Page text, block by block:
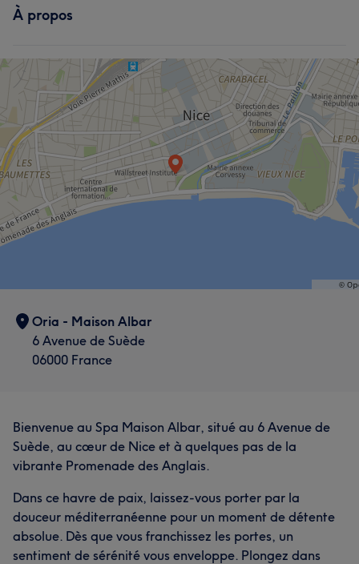
Corps
Manucure et Beauté des pieds
À propos
Oria - Maison Albar
6 Avenue de Suède
06000 France
Bienvenue au Spa Maison Albar, situé au 6 Avenue de
Suède, au cœur de Nice et à quelques pas de la
vibrante Promenade des Anglais.
Dans ce havre de paix, laissez-vous porter par la
douceur méditerranéenne pour un moment de détente
absolue. Dès que vous franchissez les portes, un
sentiment de sérénité vous enveloppe. Plongez dans